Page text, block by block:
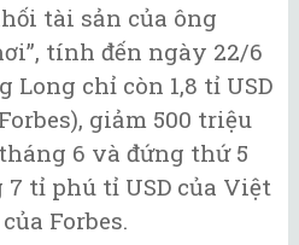
tài sản của ông
tính đến ngày 22/6
Long chỉ còn 1,8 tỉ USD
giảm 500 triệu
6 và đứng thứ 5
tỉ phú tỉ USD của Việt
Forbes.